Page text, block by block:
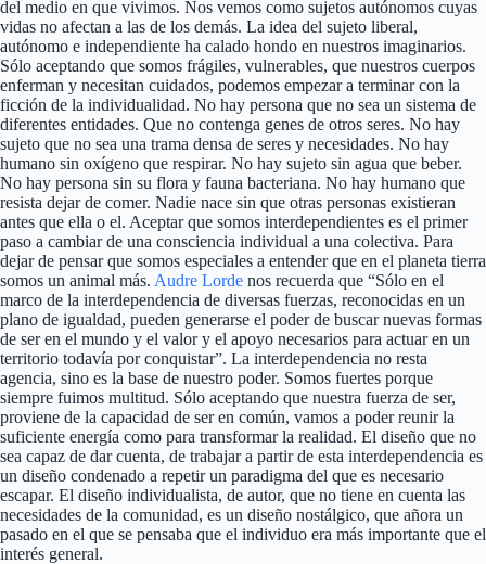
del medio en que vivimos. Nos vemos como sujetos autónomos cuyas
vidas no afectan a las de los demás. La idea del sujeto liberal,
autónomo e independiente ha calado hondo en nuestros imaginarios.
Sólo aceptando que somos frágiles, vulnerables, que nuestros cuerpos
enferman y necesitan cuidados, podemos empezar a terminar con la
ficción de la individualidad. No hay persona que no sea un sistema de
diferentes entidades. Que no contenga genes de otros seres. No hay
sujeto que no sea una trama densa de seres y necesidades. No hay
humano sin oxígeno que respirar. No hay sujeto sin agua que beber.
No hay persona sin su flora y fauna bacteriana. No hay humano que
resista dejar de comer. Nadie nace sin que otras personas existieran
antes que ella o el. Aceptar que somos interdependientes es el primer
paso a cambiar de una consciencia individual a una colectiva. Para
dejar de pensar que somos especiales a entender que en el planeta tierra
somos un animal más. Audre Lorde nos recuerda que “Sólo en el
marco de la interdependencia de diversas fuerzas, reconocidas en un
plano de igualdad, pueden generarse el poder de buscar nuevas formas
de ser en el mundo y el valor y el apoyo necesarios para actuar en un
territorio todavía por conquistar”. La interdependencia no resta
agencia, sino es la base de nuestro poder. Somos fuertes porque
siempre fuimos multitud. Sólo aceptando que nuestra fuerza de ser,
proviene de la capacidad de ser en común, vamos a poder reunir la
suficiente energía como para transformar la realidad. El diseño que no
sea capaz de dar cuenta, de trabajar a partir de esta interdependencia es
un diseño condenado a repetir un paradigma del que es necesario
escapar. El diseño individualista, de autor, que no tiene en cuenta las
necesidades de la comunidad, es un diseño nostálgico, que añora un
pasado en el que se pensaba que el individuo era más importante que el
interés general.